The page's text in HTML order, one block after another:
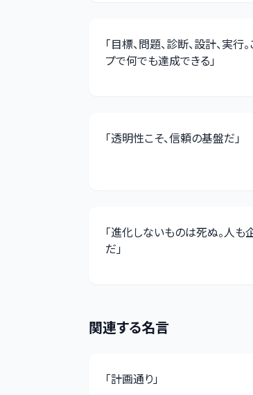
「目標、問題、診断、設計、実行
プで何でも達成できる」
「透明性こそ、信頼の基盤だ」
「進化しないものは死ぬ。人も
だ」
関連する名言
「計画通り」